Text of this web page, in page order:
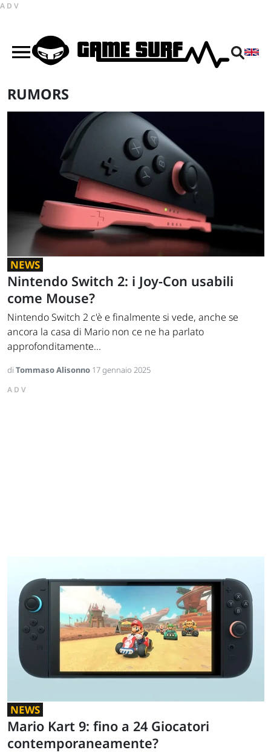
ADV
RUMORS
NEWS
Nintendo Switch 2: i Joy-Con usabili
come Mouse?
Nintendo Switch 2 c'è e finalmente si vede, anche se
ancora la casa di Mario non ce ne ha parlato
approfonditamente...
di Tommaso Alisonno 17 gennaio 2025
ADV
NEWS
Mario Kart 9: fino a 24 Giocatori
contemporaneamente?